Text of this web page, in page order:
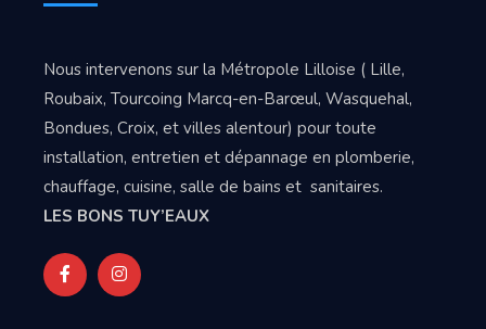
Nous intervenons sur la Métropole Lilloise ( Lille,
Roubaix, Tourcoing Marcq-en-Barœul, Wasquehal,
Bondues, Croix, et villes alentour) pour toute
installation, entretien et dépannage en plomberie,
chauffage, cuisine, salle de bains et sanitaires.
LES BONS TUY’EAUX